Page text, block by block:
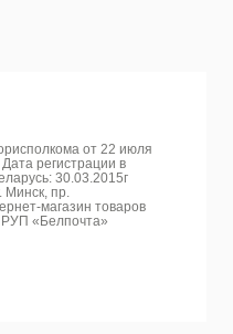
от 22 июля
регистрации в
30.03.2015г
Минск, пр.
магазин товаров
РУП «Белпочта»